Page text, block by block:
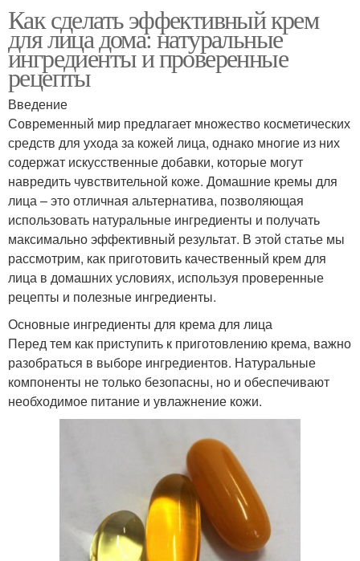
Как сделать эффективный крем
для лица дома: натуральные
ингредиенты и проверенные
рецепты
Введение
Современный мир предлагает множество косметических
средств для ухода за кожей лица, однако многие из них
содержат искусственные добавки, которые могут
навредить чувствительной коже. Домашние кремы для
лица – это отличная альтернатива, позволяющая
использовать натуральные ингредиенты и получать
максимально эффективный результат. В этой статье мы
рассмотрим, как приготовить качественный крем для
лица в домашних условиях, используя проверенные
рецепты и полезные ингредиенты.
Основные ингредиенты для крема для лица
Перед тем как приступить к приготовлению крема, важно
разобраться в выборе ингредиентов. Натуральные
компоненты не только безопасны, но и обеспечивают
необходимое питание и увлажнение кожи.